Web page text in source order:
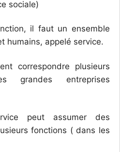
sociale)
il faut un ensemble
humains, appelé service.
correspondre plusieurs
grandes entreprises
peut assumer des
fonctions ( dans les